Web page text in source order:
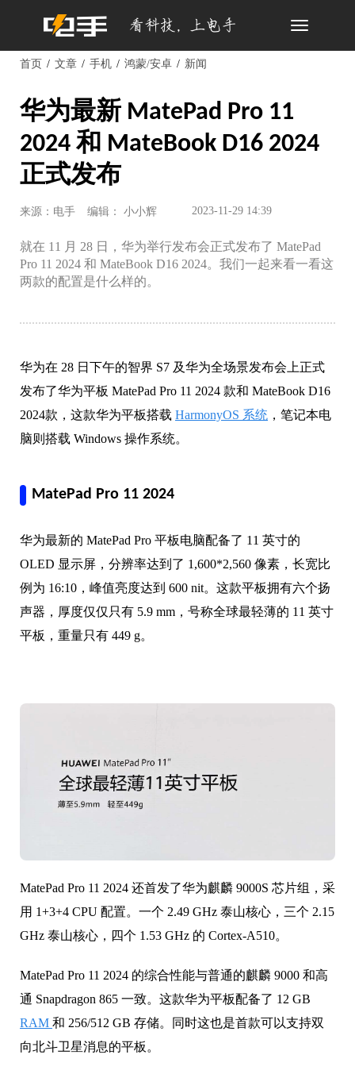
Toggle
首页 文章 手机 鸿蒙/安卓 新闻
华为最新 MatePad Pro 11
2024 和 MateBook D16 2024
正式发布
来源：电手 编辑： 小小辉 2023-11-29 14:39
就在 11 月 28 日，华为举行发布会正式发布了 MatePad
Pro 11 2024 和 MateBook D16 2024。我们一起来看一看这
两款的配置是什么样的。
华为在 28 日下午的智界 S7 及华为全场景发布会上正式
发布了华为平板 MatePad Pro 11 2024 款和 MateBook D16
2024款，这款华为平板搭载 HarmonyOS 系统 ，笔记本电
脑则搭载 Windows 操作系统。
MatePad Pro 11 2024
华为最新的 MatePad Pro 平板电脑配备了 11 英寸的
OLED 显示屏，分辨率达到了 1,600*2,560 像素，长宽比
例为 16:10，峰值亮度达到 600 nit。这款平板拥有六个扬
声器，厚度仅仅只有 5.9 mm，号称全球最轻薄的 11 英寸
平板，重量只有 449 g。
MatePad Pro 11 2024 还首发了华为麒麟 9000S 芯片组，采
用 1+3+4 CPU 配置。一个 2.49 GHz 泰山核心，三个 2.15
GHz 泰山核心，四个 1.53 GHz 的 Cortex-A510。
MatePad Pro 11 2024 的综合性能与普通的麒麟 9000 和高
通 Snapdragon 865 一致。这款华为平板配备了 12 GB
RAM 和 256/512 GB 存储。同时这也是首款可以支持双
向北斗卫星消息的平板。